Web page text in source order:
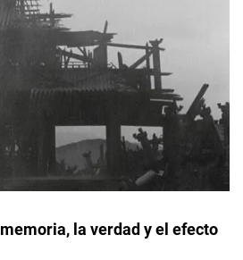
la verdad y el efecto